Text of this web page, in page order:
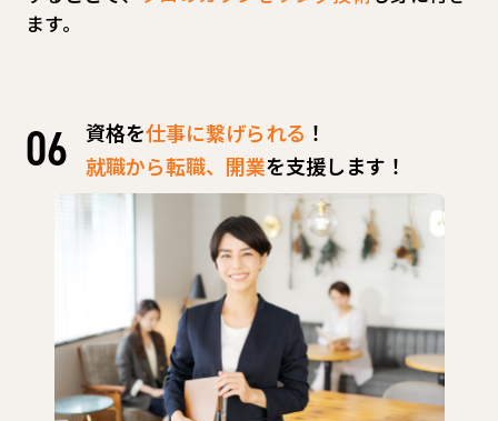
ます。
資格を仕事に繋げられる ！
就職から転職、開業を支援します！